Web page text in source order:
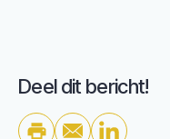
Deel dit bericht!